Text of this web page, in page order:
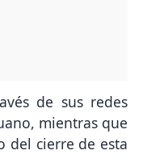
de sus redes
mientras que
del cierre de esta